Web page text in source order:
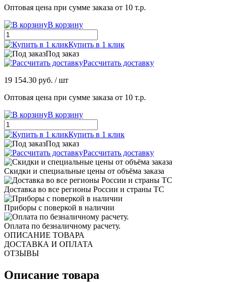
Оптовая цена при сумме заказа от 10 т.р.
В корзину
Купить в 1 клик
Под заказ
Рассчитать доставку
19 154.30 руб. / шт
Оптовая цена при сумме заказа от 10 т.р.
В корзину
Купить в 1 клик
Под заказ
Рассчитать доставку
Скидки и специальные цены от объёма заказа
Доставка во все регионы России и страны ТС
Приборы с поверкой в наличии
Оплата по безналичному расчету.
ОПИСАНИЕ ТОВАРА
ДОСТАВКА И ОПЛАТА
ОТЗЫВЫ
Описание товара